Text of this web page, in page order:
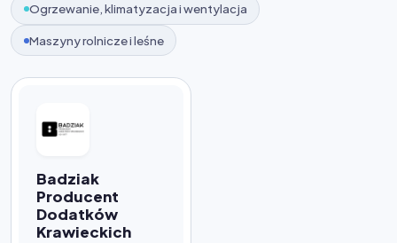
Ogrzewanie, klimatyzacja i wentylacja
Maszyny rolnicze i leśne
Badziak
Producent
Dodatków
Krawieckich